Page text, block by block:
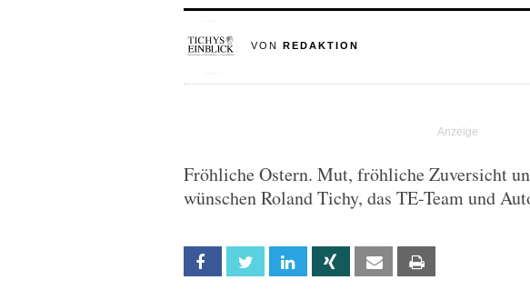
VON REDAKTION
Fröhliche Ostern. Mut, fröhliche Zuversicht
wünschen Roland Tichy, das TE-Team und
Facebook Twitter Linkedin Xing Email